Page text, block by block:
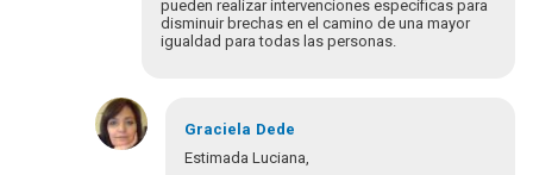
pueden realizar intervenciones específicas para
disminuir brechas en el camino de una mayor
igualdad para todas las personas.
respuesta
Graciela Dede
Estimada Luciana,